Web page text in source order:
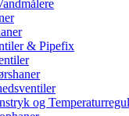
& Pipefix
og